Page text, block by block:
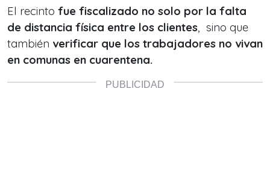
El recinto fue fiscalizado no solo por la falta
de distancia física entre los clientes, sino que
también verificar que los trabajadores no vivan
en comunas en cuarentena.